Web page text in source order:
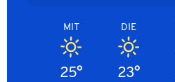
DIE
23°
MIT
25°